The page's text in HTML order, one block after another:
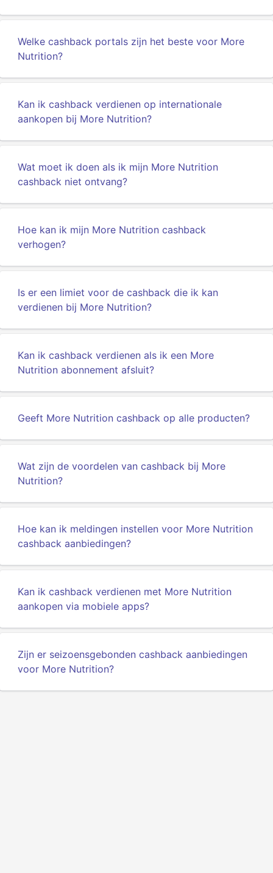
Welke cashback portals zijn het beste voor More
Nutrition?
Kan ik cashback verdienen op internationale
aankopen bij More Nutrition?
Wat moet ik doen als ik mijn More Nutrition
cashback niet ontvang?
Hoe kan ik mijn More Nutrition cashback
verhogen?
Is er een limiet voor de cashback die ik kan
verdienen bij More Nutrition?
Kan ik cashback verdienen als ik een More
Nutrition abonnement afsluit?
Geeft More Nutrition cashback op alle producten?
Wat zijn de voordelen van cashback bij More
Nutrition?
Hoe kan ik meldingen instellen voor More Nutrition
cashback aanbiedingen?
Kan ik cashback verdienen met More Nutrition
aankopen via mobiele apps?
Zijn er seizoensgebonden cashback aanbiedingen
voor More Nutrition?